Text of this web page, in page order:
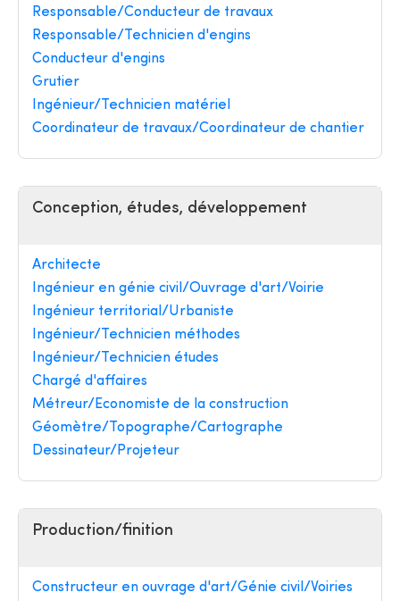
Responsable/Conducteur de travaux
Responsable/Technicien d'engins
Conducteur d'engins
Grutier
Ingénieur/Technicien matériel
Coordinateur de travaux/Coordinateur de chantier
Conception, études, développement
Architecte
Ingénieur en génie civil/Ouvrage d'art/Voirie
Ingénieur territorial/Urbaniste
Ingénieur/Technicien méthodes
Ingénieur/Technicien études
Chargé d'affaires
Métreur/Economiste de la construction
Géomètre/Topographe/Cartographe
Dessinateur/Projeteur
Production/finition
Constructeur en ouvrage d'art/Génie civil/Voiries